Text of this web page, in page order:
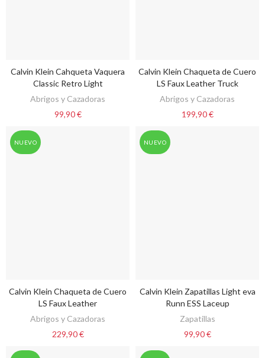
VER OPCIONES
Calvin Klein Cahqueta Vaquera
Classic Retro Light
Abrigos y Cazadoras
99,90 €
VER OPCIONES
Calvin Klein Chaqueta de Cuero
LS Faux Leather Truck
Abrigos y Cazadoras
199,90 €
NUEVO
VER OPCIONES
Calvin Klein Chaqueta de Cuero
LS Faux Leather
Abrigos y Cazadoras
229,90 €
NUEVO
VER OPCIONES
Calvin Klein Zapatillas Light eva
Runn ESS Laceup
Zapatillas
99,90 €